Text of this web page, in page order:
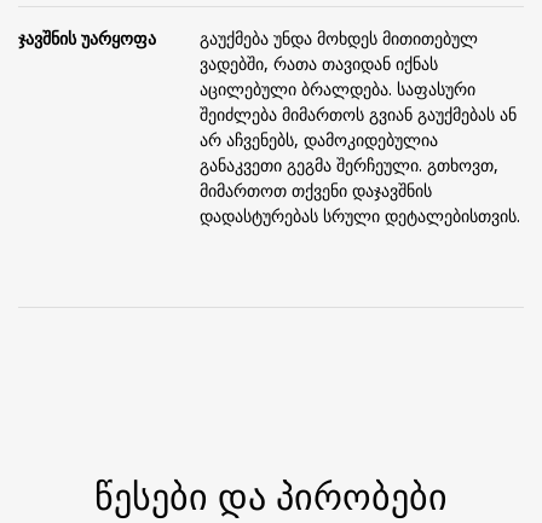
ჯავშნის უარყოფა
გაუქმება უნდა მოხდეს მითითებულ
ვადებში, რათა თავიდან იქნას
აცილებული ბრალდება. საფასური
შეიძლება მიმართოს გვიან გაუქმებას ან
არ აჩვენებს, დამოკიდებულია
განაკვეთი გეგმა შერჩეული. გთხოვთ,
მიმართოთ თქვენი დაჯავშნის
დადასტურებას სრული დეტალებისთვის.
წესები და პირობები